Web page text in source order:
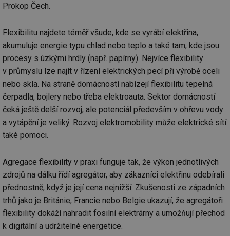
Prokop Čech.
Flexibilitu najdete téměř všude, kde se vyrábí elektřina,
akumuluje energie typu chlad nebo teplo a také tam, kde jsou
procesy s úzkými hrdly (např. papírny). Nejvíce flexibility
v průmyslu lze najít v řízení elektrických pecí při výrobě oceli
nebo skla. Na straně domácností nabízejí flexibilitu tepelná
čerpadla, bojlery nebo třeba elektroauta. Sektor domácností
čeká ještě delší rozvoj, ale potenciál především v ohřevu vody
a vytápění je veliký. Rozvoj elektromobility může elektrické sítí
také pomoci.
Agregace flexibility v praxi funguje tak, že výkon jednotlivých
zdrojů na dálku řídí agregátor, aby zákazníci elektřinu odebírali
přednostně, když je její cena nejnižší. Zkušenosti ze západních
trhů jako je Británie, Francie nebo Belgie ukazují, že agregátoři
flexibility dokáží nahradit fosilní elektrárny a umožňují přechod
k digitální a udržitelné energetice.